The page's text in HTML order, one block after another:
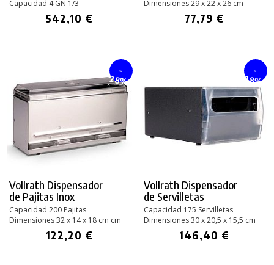
Capacidad 4 GN 1/3
542,10 €
Dimensiones 29 x 22 x 26 cm
77,79 €
-
28%
Vollrath Dispensador
de Pajitas Inox
Capacidad 200 Pajitas
Dimensiones 32 x 14 x 18 cm cm
122,20 €
-
28%
Vollrath Dispensador
de Servilletas
Capacidad 175 Servilletas
Dimensiones 30 x 20,5 x 15,5 cm
146,40 €